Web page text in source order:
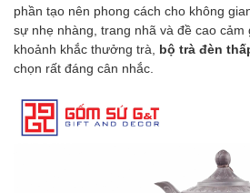
phần tạo nên phong cách cho không
sự nhẹ nhàng, trang nhã và đề cao
khoảnh khắc thưởng trà, bộ trà đèn
chọn rất đáng cân nhắc.